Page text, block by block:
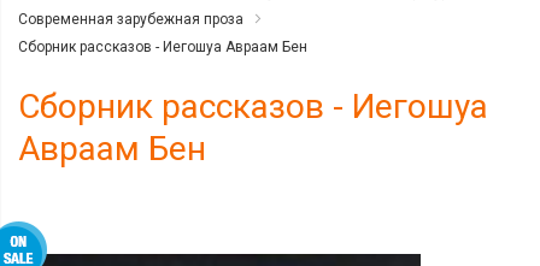
Современная зарубежная проза
Сборник рассказов - Иегошуа Авраам Бен
Сборник рассказов - Иегошуа
Авраам Бен